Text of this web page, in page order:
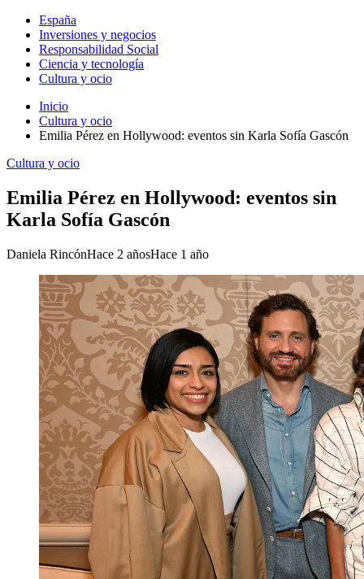
España
Inversiones y negocios
Responsabilidad Social
Ciencia y tecnología
Cultura y ocio
Inicio
Cultura y ocio
Emilia Pérez en Hollywood: eventos sin Karla Sofía Gascón
Cultura y ocio
Emilia Pérez en Hollywood: eventos sin
Karla Sofía Gascón
Daniela RincónHace 2 añosHace 1 año